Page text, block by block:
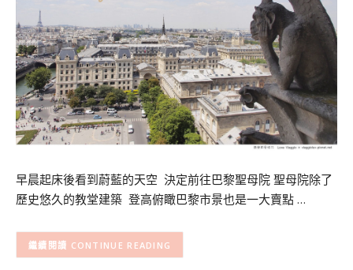
早晨起床後看到蔚藍的天空 決定前往巴黎聖母院 聖母院除了
歷史悠久的教堂建築 登高俯瞰巴黎市景也是一大賣點 …
CONTINUE READING